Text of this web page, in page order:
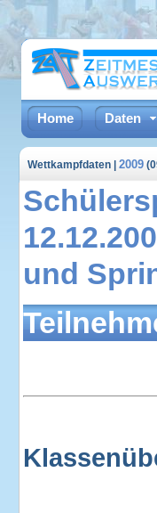
Home Daten
Wettkampfdaten | 2009
und